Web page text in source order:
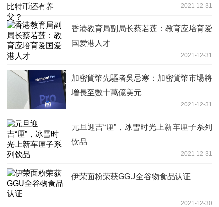
2021-12-31
香港教育局副局长蔡若莲：教育应培育爱
国爱港人才
2021-12-31
加密貨幣先驅者吳忌寒：加密貨幣市場將
增長至數十萬億美元
2021-12-31
元旦迎吉“厘”，冰雪时光上新车厘子系列
饮品
2021-12-31
伊荣面粉荣获GGU全谷物食品认证
2021-12-30